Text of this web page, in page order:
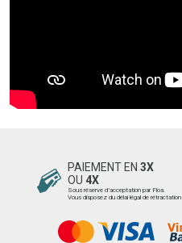
PAIEMENT EN 3X
OU 4X
Sous réserve d’acceptation par Floa.
Vous disposez du délai légal de rétractation